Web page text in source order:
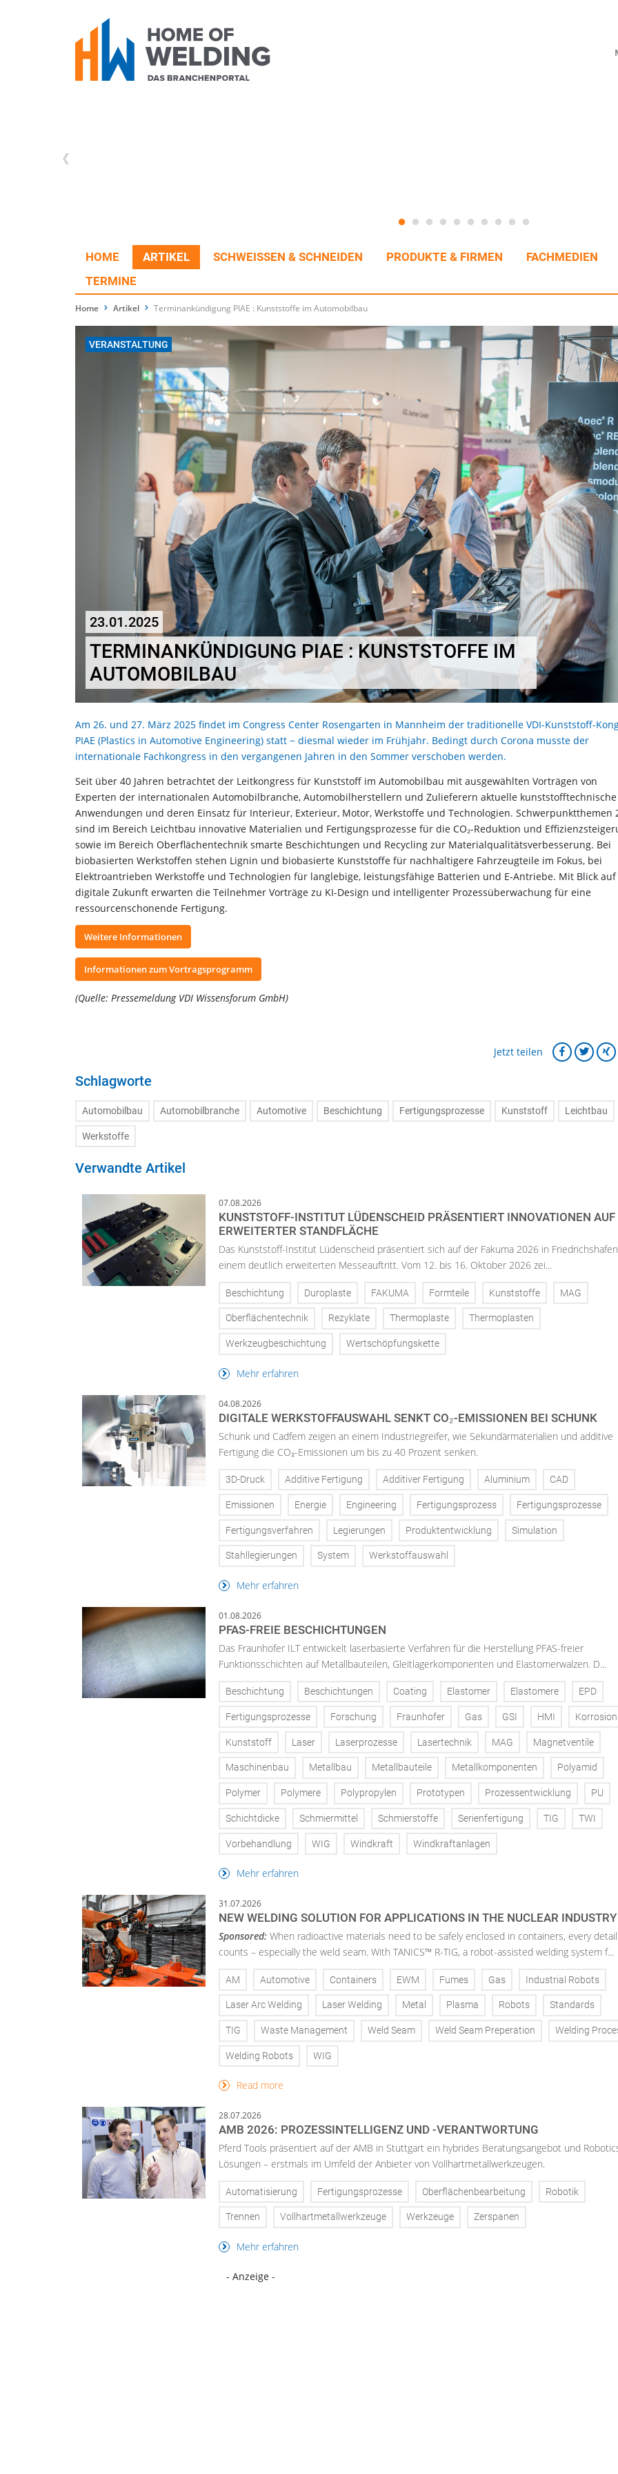
HOME ARTIKEL SCHWEISSEN & SCHNEIDEN PRODUKTE & FIRMEN
FACHMEDIEN
TERMINE
Home Artikel Terminankündigung PIAE : Kunststoffe im Automobilbau
VERANSTALTUNG
23.01.2025
TERMINANKÜNDIGUNG PIAE : KUNSTSTOFFE IM
AUTOMOBILBAU
Am 26. und 27. März 2025 findet im Congress Center Rosengarten in Mannheim der traditionelle VDI-Kunststoff-
PIAE (Plastics in Automotive Engineering) statt − diesmal wieder im Frühjahr. Bedingt durch Corona musste der
internationale Fachkongress in den vergangenen Jahren in den Sommer verschoben werden.
Seit über 40 Jahren betrachtet der Leitkongress für Kunststoff im Automobilbau mit ausgewählten Vorträgen von
Experten der internationalen Automobilbranche, Automobilherstellern und Zulieferern aktuelle kunststofftechnische
Anwendungen und deren Einsatz für Interieur, Exterieur, Motor, Werkstoffe und Technologien. Schwerpunktthemen
sind im Bereich Leichtbau innovative Materialien und Fertigungsprozesse für die CO₂-Reduktion und
sowie im Bereich Oberflächentechnik smarte Beschichtungen und Recycling zur Materialqualitätsverbesserung. Bei
biobasierten Werkstoffen stehen Lignin und biobasierte Kunststoffe für nachhaltigere Fahrzeugteile im Fokus, bei
Elektroantrieben Werkstoffe und Technologien für langlebige, leistungsfähige Batterien und E-Antriebe. Mit Blick
digitale Zukunft erwarten die Teilnehmer Vorträge zu KI-Design und intelligenter Prozessüberwachung für eine
ressourcenschonende Fertigung.
Weitere Informationen
Informationen zum Vortragsprogramm
(Quelle: Pressemeldung VDI Wissensforum GmbH)
Jetzt teilen
Schlagworte
Automobilbau Automobilbranche Automotive Beschichtung Fertigungsprozesse Kunststoff Leichtbau
Werkstoffe
Verwandte Artikel
07.08.2026
KUNSTSTOFF-INSTITUT LÜDENSCHEID PRÄSENTIERT INNOVATIONEN AUF
ERWEITERTER STANDFLÄCHE
Das Kunststoff-Institut Lüdenscheid präsentiert sich auf der Fakuma 2026 in
einem deutlich erweiterten Messeauftritt. Vom 12. bis 16. Oktober 2026 zei...
Beschichtung Duroplaste FAKUMA Formteile Kunststoffe MAG
Oberflächentechnik Rezyklate Thermoplaste Thermoplasten
Werkzeugbeschichtung Wertschöpfungskette
Mehr erfahren
04.08.2026
DIGITALE WERKSTOFFAUSWAHL SENKT CO₂-EMISSIONEN BEI SCHUNK
Schunk und Cadfem zeigen an einem Industriegreifer, wie Sekundärmaterialien und additive
Fertigung die CO₂-Emissionen um bis zu 40 Prozent senken.
3D-Druck Additive Fertigung Additiver Fertigung Aluminium CAD
Emissionen Energie Engineering Fertigungsprozess Fertigungsprozesse
Fertigungsverfahren Legierungen Produktentwicklung Simulation
Stahllegierungen System Werkstoffauswahl
Mehr erfahren
01.08.2026
PFAS-FREIE BESCHICHTUNGEN
Das Fraunhofer ILT entwickelt laserbasierte Verfahren für die Herstellung PFAS-freier
Funktionsschichten auf Metallbauteilen, Gleitlagerkomponenten und Elastomerwalzen. D...
Beschichtung Beschichtungen Coating Elastomer Elastomere EPD
Fertigungsprozesse Forschung Fraunhofer Gas GSI HMI Korrosion
Kunststoff Laser Laserprozesse Lasertechnik MAG Magnetventile
Maschinenbau Metallbau Metallbauteile Metallkomponenten Polyamid
Polymer Polymere Polypropylen Prototypen Prozessentwicklung PU
Schichtdicke Schmiermittel Schmierstoffe Serienfertigung TIG TWI
Vorbehandlung WIG Windkraft Windkraftanlagen
Mehr erfahren
31.07.2026
NEW WELDING SOLUTION FOR APPLICATIONS IN THE NUCLEAR INDUSTRY
Sponsored: When radioactive materials need to be safely enclosed in containers, every detail
counts – especially the weld seam. With TANICS™ R-TIG, a robot-assisted welding system f...
AM Automotive Containers EWM Fumes Gas Industrial Robots
Laser Arc Welding Laser Welding Metal Plasma Robots Standards
TIG Waste Management Weld Seam Weld Seam Preperation Welding
Welding Robots WIG
Read more
28.07.2026
AMB 2026: PROZESSINTELLIGENZ UND -VERANTWORTUNG
Pferd Tools präsentiert auf der AMB in Stuttgart ein hybrides Beratungsangebot und
Lösungen – erstmals im Umfeld der Anbieter von Vollhartmetallwerkzeugen.
Automatisierung Fertigungsprozesse Oberflächenbearbeitung Robotik
Trennen Vollhartmetallwerkzeuge Werkzeuge Zerspanen
Mehr erfahren
- Anzeige -